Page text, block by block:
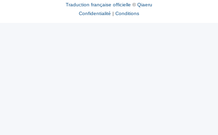
Traduction française officielle ©Qiaeru
Confidentialité | Conditions